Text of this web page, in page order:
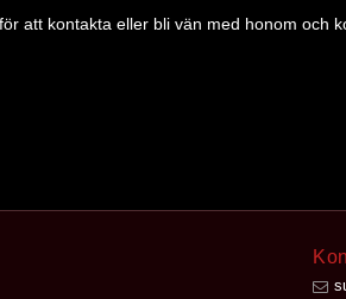
att kontakta eller bli vän med honom och